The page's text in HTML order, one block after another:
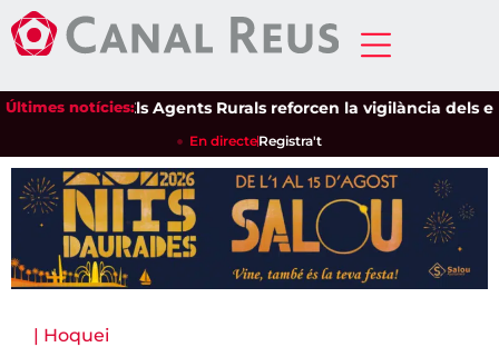
Últimes notícies:Els Agents Rurals reforcen la vigilància dels
En directeRegistra't
| Hoquei